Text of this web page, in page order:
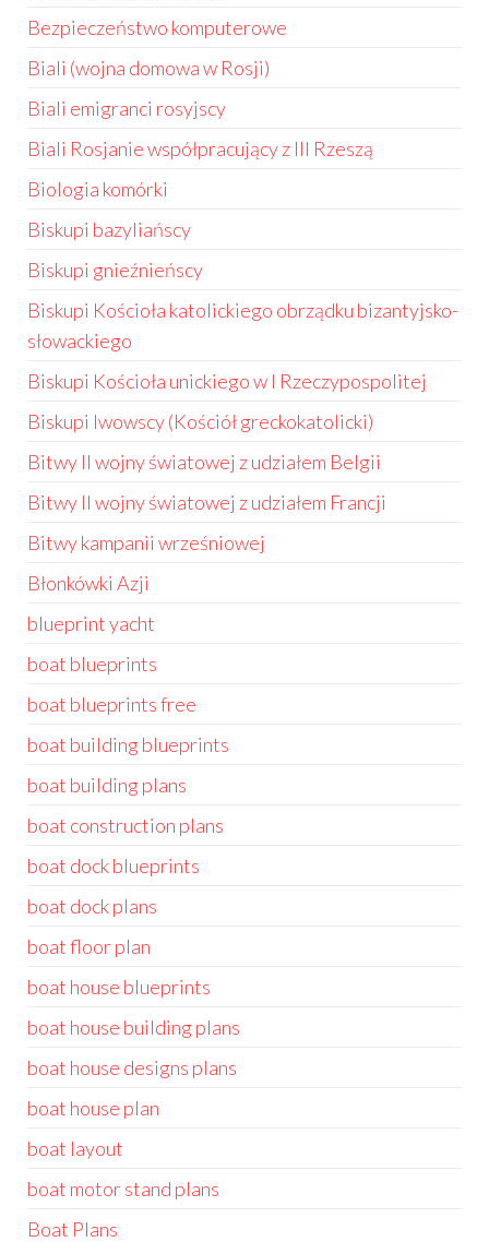
Bezpieczeństwo komputerowe
Biali (wojna domowa w Rosji)
Biali emigranci rosyjscy
Biali Rosjanie współpracujący z III Rzeszą
Biologia komórki
Biskupi bazyliańscy
Biskupi gnieźnieńscy
Biskupi Kościoła katolickiego obrządku bizantyjsko-
słowackiego
Biskupi Kościoła unickiego w I Rzeczypospolitej
Biskupi lwowscy (Kościół greckokatolicki)
Bitwy II wojny światowej z udziałem Belgii
Bitwy II wojny światowej z udziałem Francji
Bitwy kampanii wrześniowej
Błonkówki Azji
blueprint yacht
boat blueprints
boat blueprints free
boat building blueprints
boat building plans
boat construction plans
boat dock blueprints
boat dock plans
boat floor plan
boat house blueprints
boat house building plans
boat house designs plans
boat house plan
boat layout
boat motor stand plans
Boat Plans